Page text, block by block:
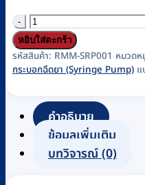
จำนวน
เครื่อง
ควบคุม
การ
สารละลาย
ด้วย
กระบอก
หยิบใส่ตะกร้า
รหัสสินค้า: RMM-SRP001 หมวดห
กระบอกฉีดยา (Syringe Pump) แ
คำอธิบาย
ข้อมูลเพิ่มเติม
บทวิจารณ์ (0)